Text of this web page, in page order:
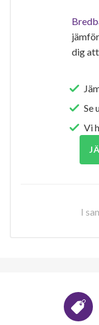
dig att
Se
Vi
I